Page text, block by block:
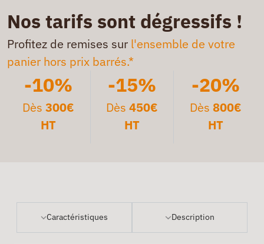
Nos tarifs sont dégressifs !
Profitez de remises sur l'ensemble de votre
panier hors prix barrés.*
-10%
Dès300€
HT
-15%
Dès 450€
HT
-20%
Dès 800€
HT
Caractéristiques Description